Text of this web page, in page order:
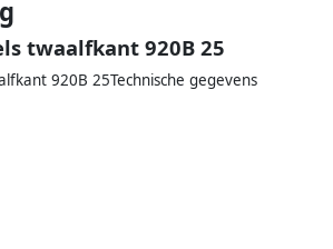
twaalfkant 920B 25
920B 25Technische gegevens